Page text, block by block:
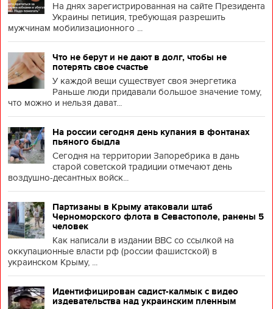
На днях зарегистрированная на сайте Президента
Украины петиция, требующая разрешить
мужчинам мобилизационного ...
Что не берут и не дают в долг, чтобы не
потерять свое счастье
У каждой вещи существует своя энергетика
Раньше люди придавали большое значение тому,
что можно и нельзя дават...
На россии сегодня день купания в фонтанах
пьяного быдла
Сегодня на территории Запоребрика в дань
старой советской традиции отмечают день
воздушно-десантных войск...
Партизаны в Крыму атаковали штаб
Черноморского флота в Севастополе, ранены 5
человек
Как написали в издании BBC со ссылкой на
оккупационные власти рф (россии фашистской) в
украинском Крыму, ...
Идентифицирован садист-калмык с видео
издевательства над украинским пленным